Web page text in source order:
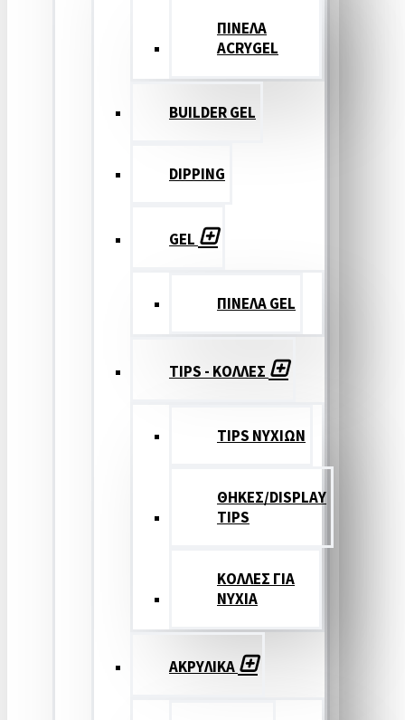
ΠΙΝΕΛΑ
ACRYGEL
BUILDER GEL
DIPPING
GEL
ΠΙΝΕΛΑ GEL
TIPS - ΚΟΛΛΕΣ
TIPS ΝΥΧΙΩΝ
ΘΗΚΕΣ/DISPLAY
TIPS
ΚΟΛΛΕΣ ΓΙΑ
ΝΥΧΙΑ
ΑΚΡΥΛΙΚΑ